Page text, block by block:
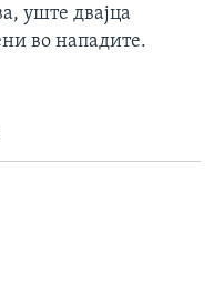
уште двајца
во нападите.